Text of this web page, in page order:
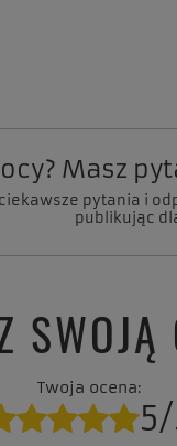
Masz
pytania i
publikując
SWOJĄ
Twoja ocena: